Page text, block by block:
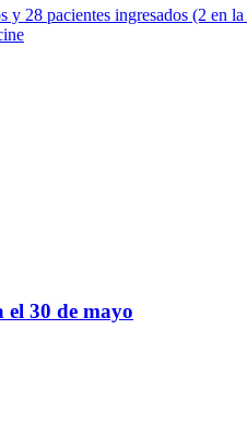
28 pacientes ingresados (2 en
el 30 de mayo